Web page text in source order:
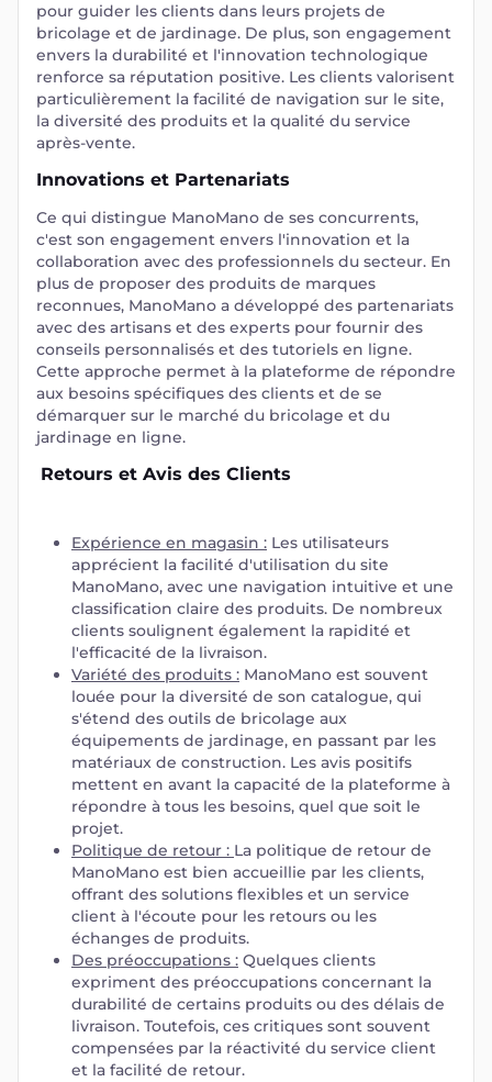
pour guider les clients dans leurs projets de
bricolage et de jardinage. De plus, son engagement
envers la durabilité et l'innovation technologique
renforce sa réputation positive. Les clients valorisent
particulièrement la facilité de navigation sur le site,
la diversité des produits et la qualité du service
après-vente.
Innovations et Partenariats
Ce qui distingue ManoMano de ses concurrents,
c'est son engagement envers l'innovation et la
collaboration avec des professionnels du secteur. En
plus de proposer des produits de marques
reconnues, ManoMano a développé des partenariats
avec des artisans et des experts pour fournir des
conseils personnalisés et des tutoriels en ligne.
Cette approche permet à la plateforme de répondre
aux besoins spécifiques des clients et de se
démarquer sur le marché du bricolage et du
jardinage en ligne.
Retours et Avis des Clients
Expérience en magasin : Les utilisateurs
apprécient la facilité d'utilisation du site
ManoMano, avec une navigation intuitive et une
classification claire des produits. De nombreux
clients soulignent également la rapidité et
l'efficacité de la livraison.
Variété des produits : ManoMano est souvent
louée pour la diversité de son catalogue, qui
s'étend des outils de bricolage aux
équipements de jardinage, en passant par les
matériaux de construction. Les avis positifs
mettent en avant la capacité de la plateforme à
répondre à tous les besoins, quel que soit le
projet.
Politique de retour : La politique de retour de
ManoMano est bien accueillie par les clients,
offrant des solutions flexibles et un service
client à l'écoute pour les retours ou les
échanges de produits.
Des préoccupations : Quelques clients
expriment des préoccupations concernant la
durabilité de certains produits ou des délais de
livraison. Toutefois, ces critiques sont souvent
compensées par la réactivité du service client
et la facilité de retour.